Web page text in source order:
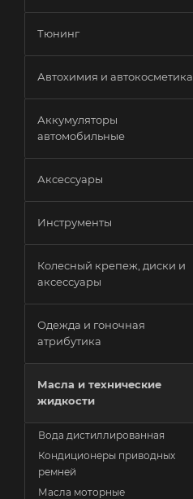
Тюнинг
Автохимия и автокосметика
Аккумуляторы
автомобильные
Аксессуары
Инструменты
Колесный крепеж, диски и
аксессуары
Одежда и гоночная
атрибутика
Масла и технические
жидкости
Вода дистиллированная
Кондиционеры приводных
ремней
Масла моторные